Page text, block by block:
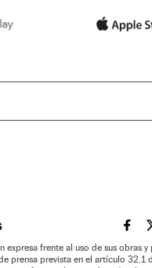
EL
expresa frente al uso de sus obras y
prensa prevista en el artículo 32.1